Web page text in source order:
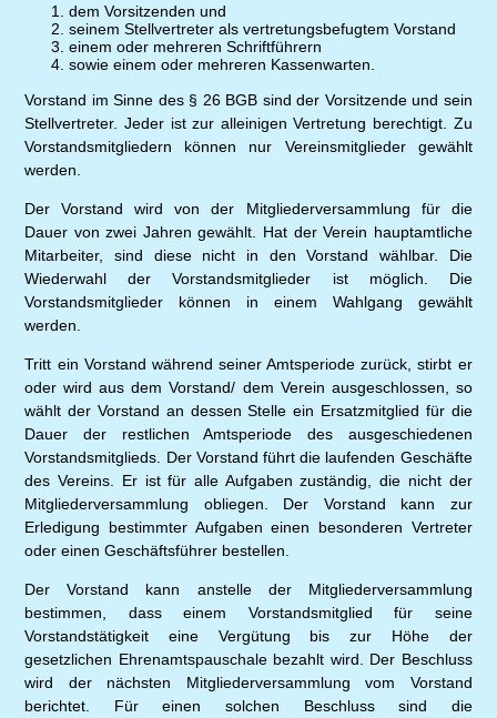
dem Vorsitzenden und
seinem Stellvertreter als vertretungsbefugtem Vorstand
einem oder mehreren Schriftführern
sowie einem oder mehreren Kassenwarten.
Vorstand im Sinne des § 26 BGB sind der Vorsitzende und sein
Stellvertreter. Jeder ist zur alleinigen Vertretung berechtigt. Zu
Vorstandsmitgliedern können nur Vereinsmitglieder gewählt
werden.
Der Vorstand wird von der Mitgliederversammlung für die
Dauer von zwei Jahren gewählt. Hat der Verein hauptamtliche
Mitarbeiter, sind diese nicht in den Vorstand wählbar. Die
Wiederwahl der Vorstandsmitglieder ist möglich. Die
Vorstandsmitglieder können in einem Wahlgang gewählt
werden.
Tritt ein Vorstand während seiner Amtsperiode zurück, stirbt er
oder wird aus dem Vorstand/ dem Verein ausgeschlossen, so
wählt der Vorstand an dessen Stelle ein Ersatzmitglied für die
Dauer der restlichen Amtsperiode des ausgeschiedenen
Vorstandsmitglieds. Der Vorstand führt die laufenden Geschäfte
des Vereins. Er ist für alle Aufgaben zuständig, die nicht der
Mitgliederversammlung obliegen. Der Vorstand kann zur
Erledigung bestimmter Aufgaben einen besonderen Vertreter
oder einen Geschäftsführer bestellen.
Der Vorstand kann anstelle der Mitgliederversammlung
bestimmen, dass einem Vorstandsmitglied für seine
Vorstandstätigkeit eine Vergütung bis zur Höhe der
gesetzlichen Ehrenamtspauschale bezahlt wird. Der Beschluss
wird der nächsten Mitgliederversammlung vom Vorstand
berichtet. Für einen solchen Beschluss sind die